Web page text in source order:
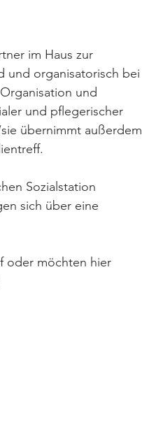
im Haus zur
und organisatorisch bei
und
und pflegerischer
übernimmt außerdem
Sozialstation
sich über eine
oder möchten hier